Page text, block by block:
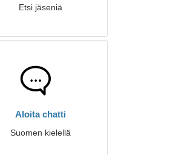
Etsi jäseniä
Aloita chatti
Suomen kielellä